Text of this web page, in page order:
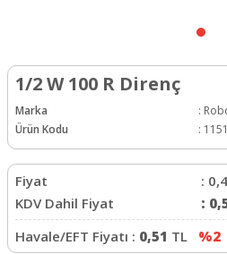
1/2 W 100 R Direnç
Marka :
Ürün Kodu
:
Fiyat :
KDV Dahil Fiyat
:
Havale/EFT Fiyatı : 0,51 TL %2